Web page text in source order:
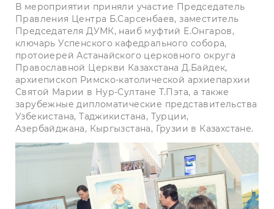
В мероприятии приняли участие Председатель
Правления Центра Б.Сарсенбаев, заместитель
Председателя ДУМК, наиб муфтий Е.Онгаров,
ключарь Успенского кафедрального собора,
протоиерей Астанайского церковного округа
Православной Церкви Казахстана Д.Байдек,
архиепископ Римско-католической архиепархии
Святой Марии в Нур-Султане Т.Пэта, а также
зарубежные дипломатические представительства
Узбекистана, Таджикистана, Турции,
Азербайджана, Кыргызстана, Грузии в Казахстане.